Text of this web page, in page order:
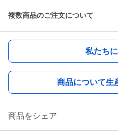
複数商品のご注文について
私たち
商品について生
商品をシェア